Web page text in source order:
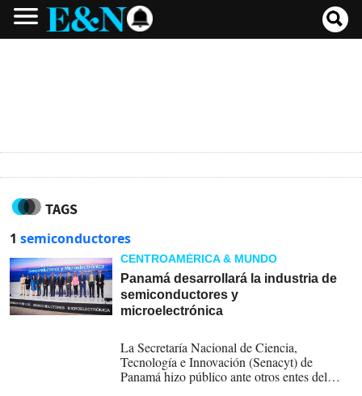
TAGS
1 semiconductores
CENTROAMÉRICA & MUNDO
Panamá desarrollará la industria de
semiconductores y
microelectrónica
La Secretaría Nacional de Ciencia,
Tecnología e Innovación (Senacyt) de
Panamá hizo público ante otros entes del